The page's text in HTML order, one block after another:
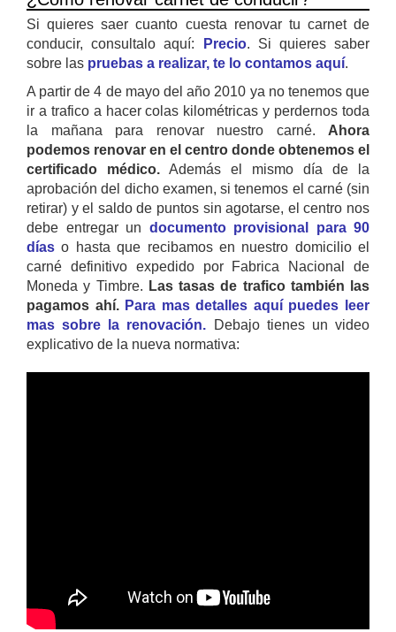
Si quieres saer cuanto cuesta renovar tu carnet de
conducir, consultalo aquí:
Precio. Si quieres saber
sobre las pruebas a realizar, te lo contamos aquí.
A partir de 4 de mayo del año 2010 ya no tenemos que
ir a trafico a hacer colas kilométricas y perdernos toda
la mañana para renovar nuestro carné. Ahora
podemos renovar en el centro donde obtenemos el
certificado médico. Además el mismo día de la
aprobación del dicho examen, si tenemos el carné (sin
retirar) y el saldo de puntos sin agotarse, el centro nos
debe entregar un documento provisional para 90
días o hasta que recibamos en nuestro domicilio el
carné definitivo expedido por Fabrica Nacional de
Moneda y Timbre. Las tasas de trafico también las
pagamos ahí. Para mas detalles aquí puedes leer
mas sobre la renovación. Debajo tienes un video
explicativo de la nueva normativa: